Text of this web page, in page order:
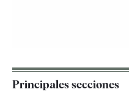
Principales secciones